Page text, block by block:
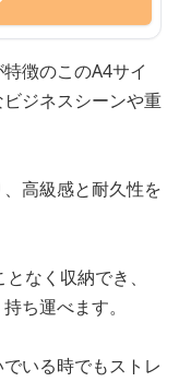
徴のこのA4サイ
ジネスシーンや重
高級感と耐久性を
なく収納でき、
ち運べます。
いる時でもストレ